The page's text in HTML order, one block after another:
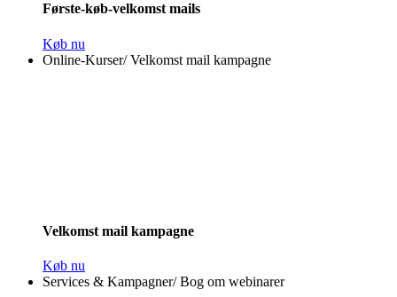
Første-køb-velkomst mails
Køb nu
Online-Kurser/ Velkomst mail kampagne
Velkomst mail kampagne
Køb nu
Services & Kampagner/ Bog om webinarer